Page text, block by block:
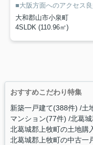
大和郡山市小泉町
4SLDK (110.96㎡)
おすすめこだわり特集
新築一戸建て(388件) 土
マンション(77件) 北葛
北葛城郡上牧町の土地購
北葛城郡上牧町の中古一